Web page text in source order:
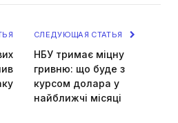
СЛЕДУЮЩАЯ СТАТЬЯ
НБУ тримає міцну
гривню: що буде з
курсом долара у
найближчі місяці